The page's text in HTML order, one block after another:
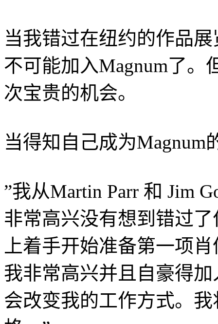
当我错过在纽约的作品
不可能加入Magnum了。
次宝贵的机会。
当得知自己成为Magnum
”我从Martin Parr 和 Jim
非常高兴没有想到错过
上着手开始准备第一项
我非常高兴并且自豪得
会改变我的工作方式。